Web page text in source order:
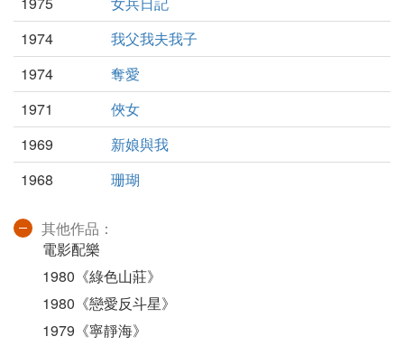
1974
我父我夫我子
1974
奪愛
1971
俠女
1969
新娘與我
1968
珊瑚
其他作品：
電影配樂
1980《綠色山莊》
1980《戀愛反斗星》
1979《寧靜海》